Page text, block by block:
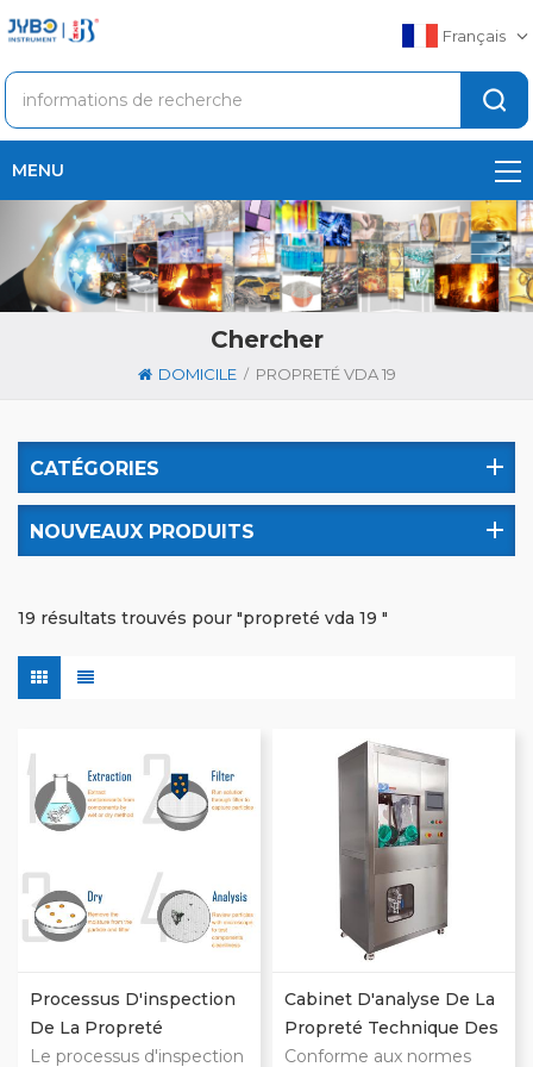
Français
MENU
Chercher
DOMICILE / PROPRETÉ VDA 19
CATÉGORIES
NOUVEAUX PRODUITS
19 résultats trouvés pour "propreté vda 19 "
Processus D'inspection
De La Propreté
Technique VDA19.1 Et
Le processus d'inspection
Cabinet D'analyse De La
Propreté Technique Des
Composants CCS
Conforme aux normes